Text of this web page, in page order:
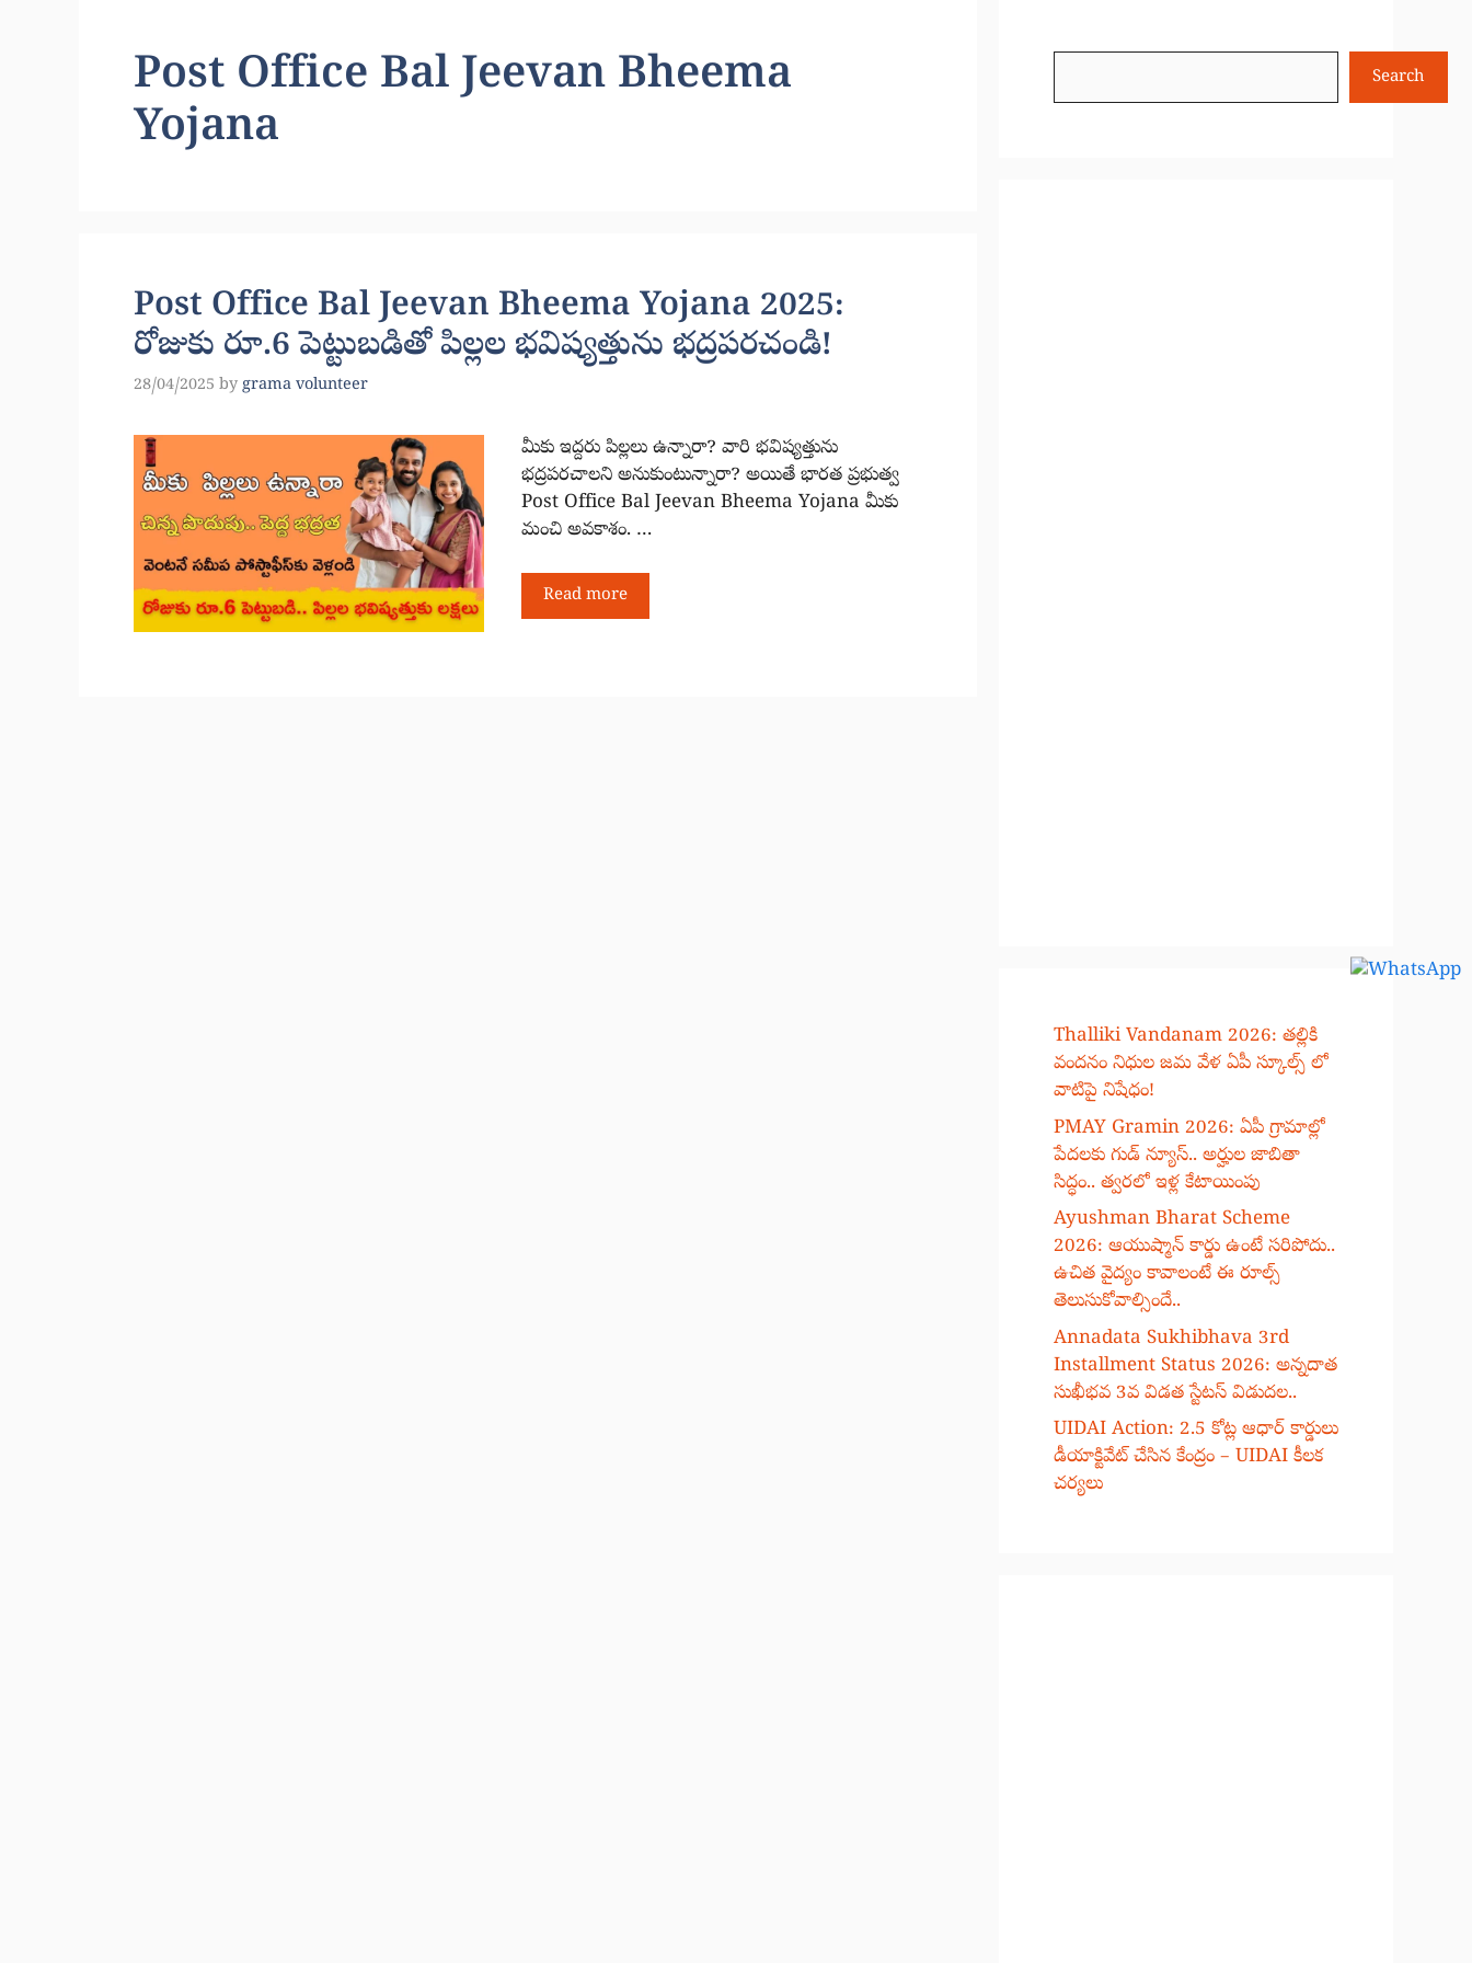
Post Office Bal Jeevan Bheema
Yojana
Post Office Bal Jeevan Bheema Yojana 2025:
రోజుకు రూ.6 పెట్టుబడితో పిల్లల భవిష్యత్తును భద్రపరచండి!
28/04/2025 by grama volunteer
మీకు ఇద్దరు పిల్లలు ఉన్నారా? వారి భవిష్యత్తును
భద్రపరచాలని అనుకుంటున్నారా? అయితే భారత ప్రభుత్వ
Post Office Bal Jeevan Bheema Yojana మీకు
మంచి అవకాశం. …
Read more
Search
Thalliki Vandanam 2026: తల్లికి
వందనం నిధుల జమ వేళ ఏపీ స్కూల్స్ లో
వాటిపై నిషేధం!
PMAY Gramin 2026: ఏపీ గ్రామాల్లో
పేదలకు గుడ్ న్యూస్.. అర్హుల జాబితా
సిద్ధం.. త్వరలో ఇళ్ల కేటాయింపు
Ayushman Bharat Scheme
2026: ఆయుష్మాన్ కార్డు ఉంటే సరిపోదు..
ఉచిత వైద్యం కావాలంటే ఈ రూల్స్
తెలుసుకోవాల్సిందే..
Annadata Sukhibhava 3rd
Installment Status 2026: అన్నదాత
సుఖీభవ 3వ విడత స్టేటస్ విడుదల..
UIDAI Action: 2.5 కోట్ల ఆధార్ కార్డులు
డీయాక్టివేట్ చేసిన కేంద్రం – UIDAI కీలక
చర్యలు